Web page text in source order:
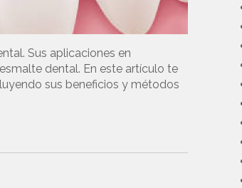
Sus aplicaciones en
dental. En este artículo te
sus beneficios y métodos